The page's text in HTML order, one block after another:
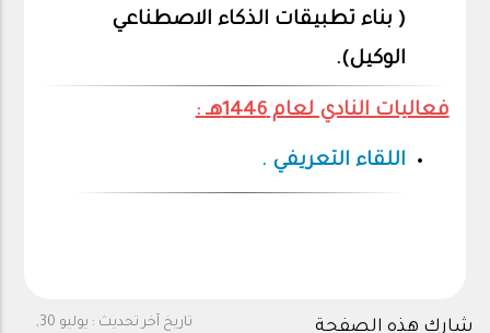
( بناء تطبيقات الذكاء الاصطناعي
الوكيل).
فعاليات النادي لعام 1446هـ :
اللقاء التعريفي .
تاريخ آخر تحديث : يوليو 30, شارك هذه الصفحة